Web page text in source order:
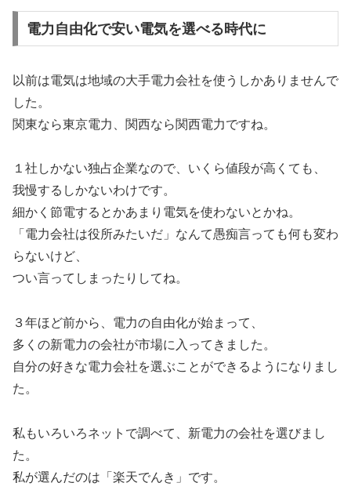
電力自由化で安い電気を選べる時代に
以前は電気は地域の大手電力会社を使うしかありませんで
した。
関東なら東京電力、関西なら関西電力ですね。
１社しかない独占企業なので、いくら値段が高くても、
我慢するしかないわけです。
細かく節電するとかあまり電気を使わないとかね。
「電力会社は役所みたいだ」なんて愚痴言っても何も変わ
らないけど、
つい言ってしまったりしてね。
３年ほど前から、電力の自由化が始まって、
多くの新電力の会社が市場に入ってきました。
自分の好きな電力会社を選ぶことができるようになりまし
た。
私もいろいろネットで調べて、新電力の会社を選びまし
た。
私が選んだのは「楽天でんき」です。